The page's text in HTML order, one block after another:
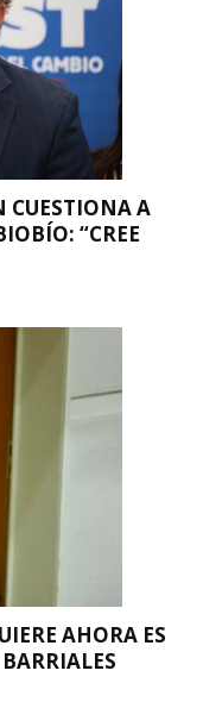
CUESTIONA A
“CREE
AHORA ES